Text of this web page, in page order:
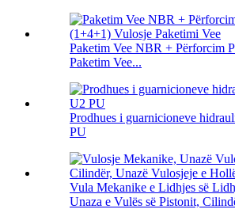
Paketim Vee NBR + Përforcim
Paketim Vee...
Prodhues i guarnicioneve
PU
Vula Mekanike e Lidhjes së
Unaza e Vulës së Pistonit,